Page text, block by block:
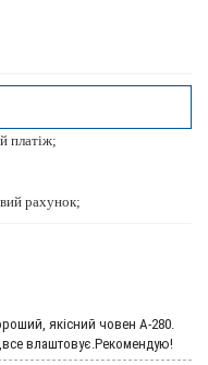
платіж;
рахунок;
якісний човен А-280.
влаштовує.Рекомендую!